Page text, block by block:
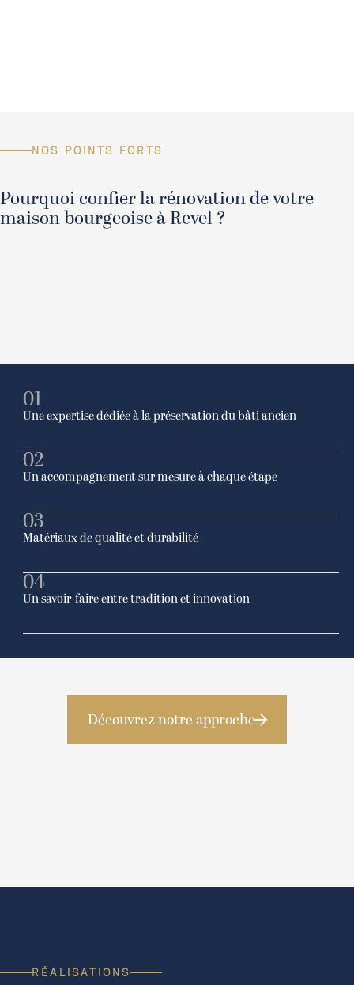
NOS POINTS FORTS
Pourquoi confier la rénovation de votre
maison bourgeoise à Revel ?
01
Une expertise dédiée à la préservation du bâti ancien
Nos équipes maîtrisent les techniques traditionnelles et
modernes pour restaurer avec soin les détails architecturaux
qui font le caractère unique de votre maison.
02
Un accompagnement sur mesure à chaque étape
De la conception à la livraison, nous assurons un suivi
rigoureux et personnalisé pour répondre à vos attentes et
respecter vos contraintes.
03
Matériaux de qualité et durabilité
Nous sélectionnons des matériaux biosourcés nobles et
durables, adaptés à l’esprit de votre maison, pour garantir un
résultat esthétique et pérenne.
04
Un savoir-faire entre tradition et innovation
Grâce à notre approche technique et créative, nous
Découvrez notre approche
RÉALISATIONS
2022
Didier-
Au-